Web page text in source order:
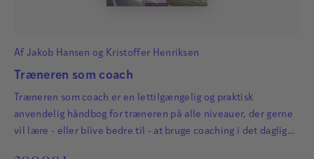
Af Jakob Hansen og Kristoffer Henriksen
Træneren som coach
Træneren som coach er en lettilgængelig og praktisk
anvendelig håndbog for træneren på alle niveauer, der gerne
vil lære - eller blive bedre til - at bruge coaching i det daglige